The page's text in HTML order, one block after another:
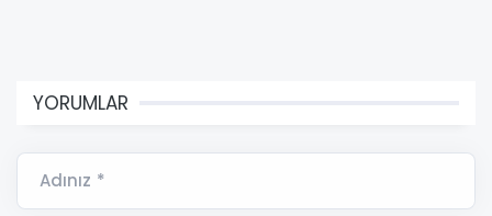
YORUMLAR
Adınız *